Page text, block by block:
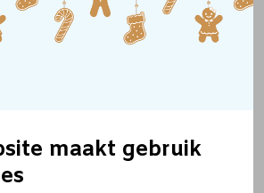
maakt gebruik